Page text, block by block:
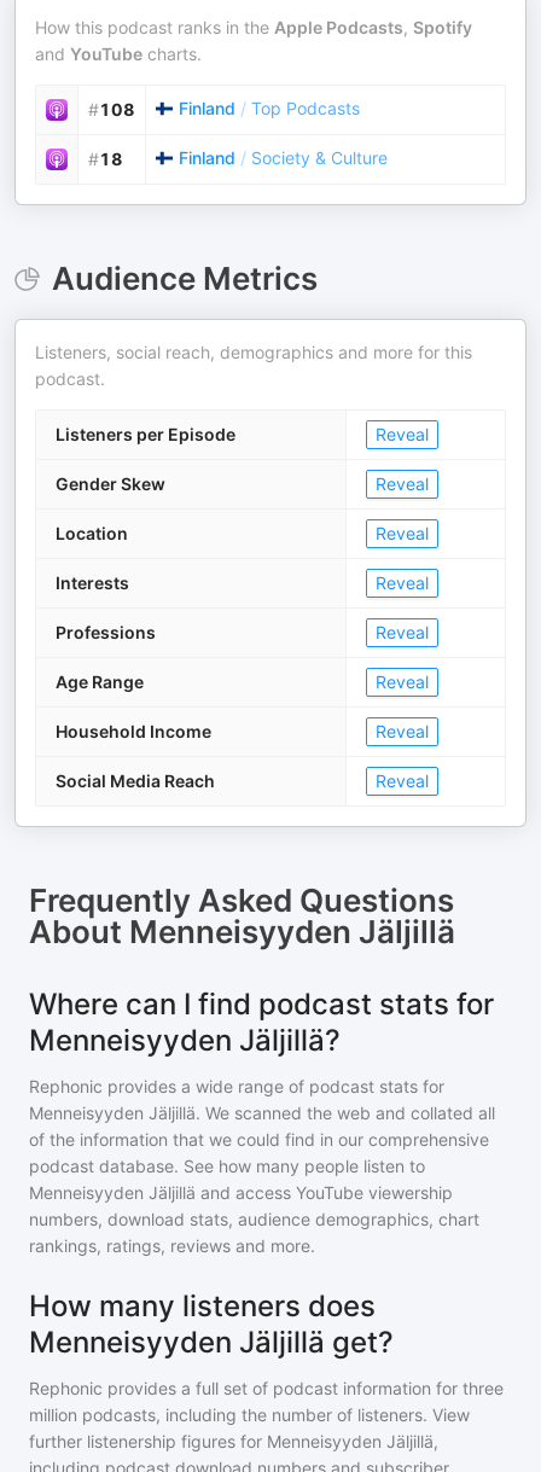
How this podcast ranks in the Apple Podcasts, Spotify
and YouTube charts.
#108 Finland / Top Podcasts
#18 Finland / Society & Culture
Audience Metrics
Listeners, social reach, demographics and more for this
podcast.
Listeners per Episode Reveal
Gender Skew Reveal
Location Reveal
Interests Reveal
Professions Reveal
Age Range Reveal
Household Income Reveal
Social Media Reach Reveal
Frequently Asked Questions
About Menneisyyden Jäljillä
Where can I find podcast stats for
Menneisyyden Jäljillä?
Rephonic provides a wide range of podcast stats for
Menneisyyden Jäljillä. We scanned the web and collated all
of the information that we could find in our comprehensive
podcast database. See how many people listen to
Menneisyyden Jäljillä and access YouTube viewership
numbers, download stats, audience demographics, chart
rankings, ratings, reviews and more.
How many listeners does
Menneisyyden Jäljillä get?
Rephonic provides a full set of podcast information for three
million podcasts, including the number of listeners. View
further listenership figures for Menneisyyden Jäljillä,
including podcast download numbers and subscriber